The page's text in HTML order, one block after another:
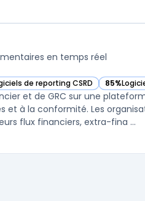
en temps réel
de reporting CSRD
dans cette catégorie85%
— voir
et de GRC sur une
et à la conformité. Les
flux financiers, extra-fina ...